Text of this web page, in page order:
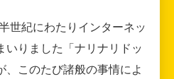
世紀にわたりインターネッ
いりました「ナリナリドッ
、このたび諸般の事情によ